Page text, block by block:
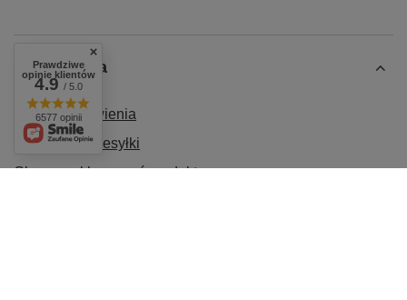
Zamówienia
Status zamówienia
Śledzenie przesyłki
Chcę zareklamować produkt
Prawdziwe
opinie klientów
4.9/ 5.0
6577 opinii